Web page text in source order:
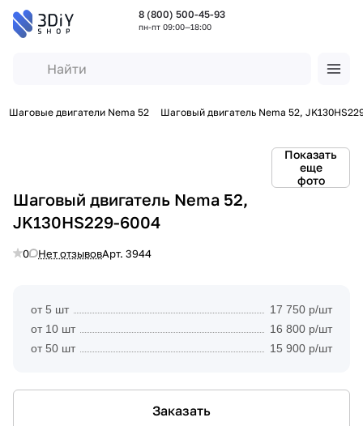
8 (800) 500-45-93
пн-пт 09:00—18:00
Шаговые двигатели Nema 52 Шаговый двигатель Nema 52,
Показать
еще
фото
Шаговый двигатель Nema 52,
JK130HS229-6004
0 Нет отзывовАрт. 3944
от 5 шт
17 750 р/шт
от 10 шт
16 800 р/шт
от 50 шт
15 900 р/шт
Заказать